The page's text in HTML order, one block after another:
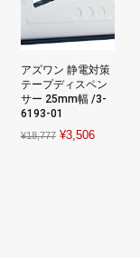
アズワン 静電対策
テープディスペン
サー 25mm幅 /3-
6193-01
¥18,777 Original
¥3,506Current